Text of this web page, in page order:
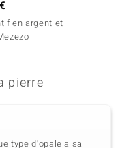
taille
pierre
en argent et
pierre
type d'opale a sa